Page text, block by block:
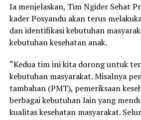
Ia menjelaskan, Tim Ngider Sehat
kader Posyandu akan terus
dan identifikasi kebutuhan
kebutuhan kesehatan anak.
“Kedua tim ini kita dorong untuk
kebutuhan masyarakat. Misalnya
tambahan (PMT), pemeriksaan
berbagai kebutuhan lain yang
kualitas kesehatan masyarakat.